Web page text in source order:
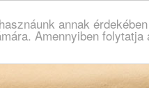
annak
Amennyiben